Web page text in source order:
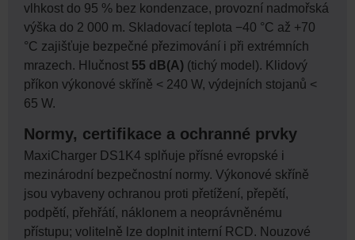
vlhkost do 95 % bez kondenzace, provozní nadmořská
výška do 2 000 m. Skladovací teplota −40 °C až +70
°C zajišťuje bezpečné přezimování i při extrémních
mrazech. Hlučnost 55 dB(A) (tichý model). Klidový
příkon výkonové skříně < 240 W, výdejních stojanů <
65 W.
Normy, certifikace a ochranné prvky
MaxiCharger DS1K4 splňuje přísné evropské i
mezinárodní bezpečnostní normy. Výkonové skříně
jsou vybaveny ochranou proti přetížení, přepětí,
podpětí, přehřátí, náklonem a neoprávněnému
přístupu; volitelně lze doplnit interní RCD. Nouzové